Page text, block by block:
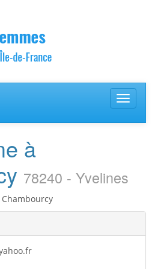
Toggle
à
78240 - Yvelines